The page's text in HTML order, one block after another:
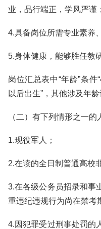
业，品行端正，学风严谨；
4.具备岗位所需专业素养
5.身体健康，能够胜任教
岗位汇总表中“年龄”条件
以后出生”，其他涉及年
（二）有下列情形之一
1.现役军人；
2.在读的全日制普通高校
3.在各级公务员招录和事
重违纪违规行为尚在禁考
4.因犯罪受过刑事处罚的